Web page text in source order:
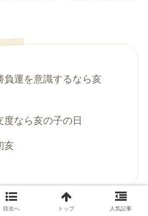
負運を意識するなら亥
なら亥の子の日
亥
目次へ トップ 人気記事